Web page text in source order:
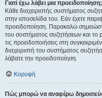
Γιατί έχω λάβει μια προειδοποίηση;
Κάθε διαχειριστής συστήματος
στην ιστοσελίδα του. Εάν έχετε
προειδοποίηση. Παρακαλώ
του συστήματος συζητήσεων και το
τις προειδοποιήσεις στη
διαχειριστή του συστήματος
λάβατε την προειδοποίηση.
Κορυφή
Πώς μπορώ να αναφέρω